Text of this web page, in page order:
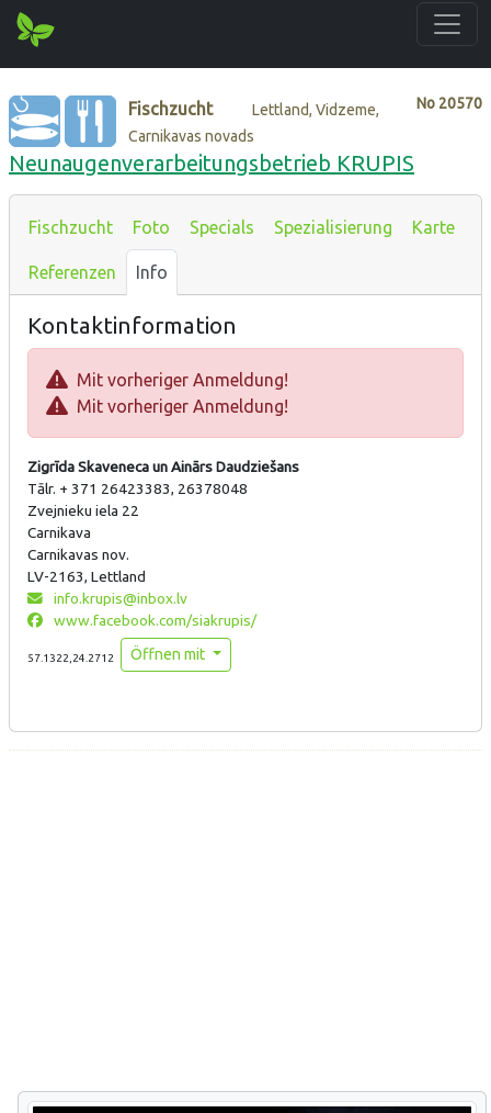
No 20570
Fischzucht
Lettland, Vidzeme,
Carnikavas novads
Neunaugenverarbeitungsbetrieb KRUPIS
Fischzucht Foto Specials Spezialisierung Karte
Referenzen Info
Kontaktinformation
Mit vorheriger Anmeldung!
Mit vorheriger Anmeldung!
Zigrīda Skaveneca un Ainārs Daudziešans
Tālr. + 371 26423383, 26378048
Zvejnieku iela 22
Carnikava
Carnikavas nov.
LV-2163, Lettland
info.krupis@inbox.lv
www.facebook.com/siakrupis/
57.1322,24.2712 Öffnen mit